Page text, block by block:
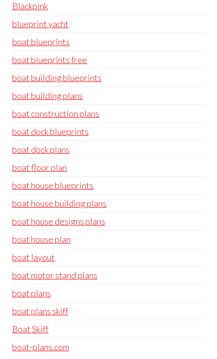
Blackpink
blueprint yacht
boat blueprints
boat blueprints free
boat building blueprints
boat building plans
boat construction plans
boat dock blueprints
boat dock plans
boat floor plan
boat house blueprints
boat house building plans
boat house designs plans
boat house plan
boat layout
boat motor stand plans
boat plans
boat plans skiff
Boat Skiff
boat-plans.com